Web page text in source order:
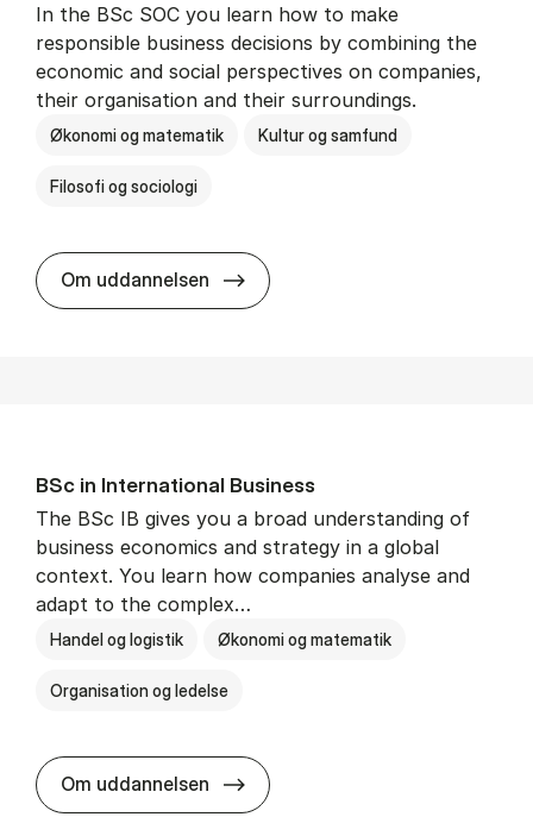
In the BSc SOC you learn how to make
responsible business decisions by combining the
economic and social perspectives on companies,
their organisation and their surroundings.
Økonomi og matematik Kultur og samfund
Filosofi og sociologi
Om uddannelsen BSc in Busi­ness Ad­min­is­tra­tion
BSc in In­ter­na­tion­al Busi­ness
The BSc IB gives you a broad understanding of
business economics and strategy in a global
context. You learn how companies analyse and
adapt to the complex…
Handel og logistik Økonomi og matematik
Organisation og ledelse
Om uddannelsen BSc in In­ter­na­tion­al Busi­ness